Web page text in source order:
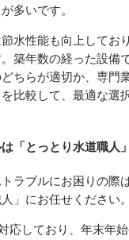
多いです。
水性能も向上してお
築年数の経った設備
ちらが適切か、専門
比較して、最適な選
「とっとり水道職人
ラブルにお困りの際
」にお任せください。
応しており、年末年